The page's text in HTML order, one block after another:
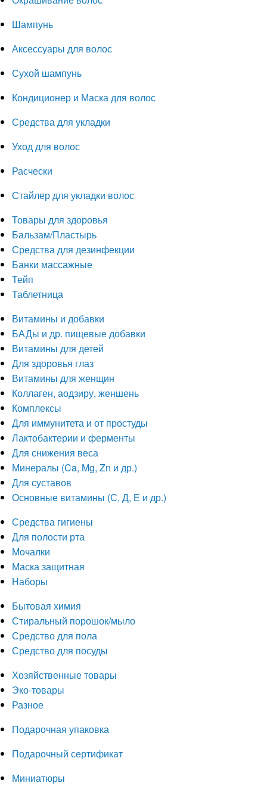
Шампунь
Аксессуары для волос
Сухой шампунь
Кондиционер и Маска для волос
Средства для укладки
Уход для волос
Расчески
Стайлер для укладки волос
Товары для здоровья
Бальзам/Пластырь
Средства для дезинфекции
Банки массажные
Тейп
Таблетница
Витамины и добавки
БАДы и др. пищевые добавки
Витамины для детей
Для здоровья глаз
Витамины для женщин
Коллаген, аодзиру, женшень
Комплексы
Для иммунитета и от простуды
Лактобактерии и ферменты
Для снижения веса
Минералы (Ca, Mg, Zn и др.)
Для суставов
Основные витамины (С, Д, Е и др.)
Средства гигиены
Для полости рта
Мочалки
Маска защитная
Наборы
Бытовая химия
Стиральный порошок/мыло
Средство для пола
Средство для посуды
Хозяйственные товары
Эко-товары
Разное
Подарочная упаковка
Подарочный сертификат
Миниатюры